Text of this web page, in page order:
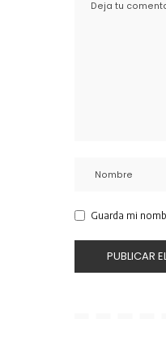
Guarda mi